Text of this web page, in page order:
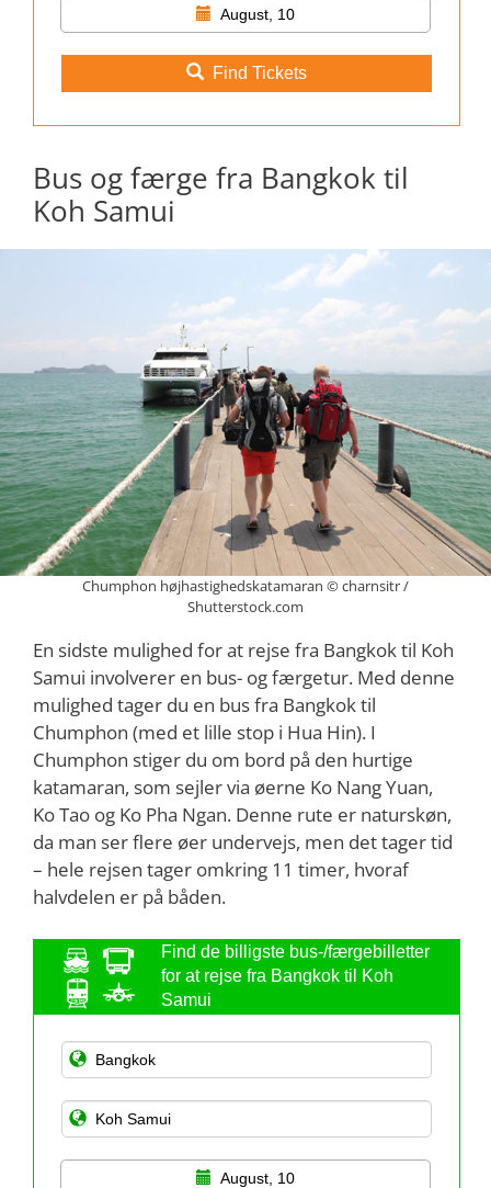
August, 10
Find Tickets
Bus og færge fra Bangkok til
Koh Samui
Chumphon højhastighedskatamaran © charnsitr /
Shutterstock.com
En sidste mulighed for at rejse fra Bangkok til Koh
Samui involverer en bus- og færgetur. Med denne
mulighed tager du en bus fra Bangkok til
Chumphon (med et lille stop i Hua Hin). I
Chumphon stiger du om bord på den hurtige
katamaran, som sejler via øerne Ko Nang Yuan,
Ko Tao og Ko Pha Ngan. Denne rute er naturskøn,
da man ser flere øer undervejs, men det tager tid
– hele rejsen tager omkring 11 timer, hvoraf
halvdelen er på båden.
Find de billigste bus-/færgebilletter
for at rejse fra Bangkok til Koh
Samui
August, 10